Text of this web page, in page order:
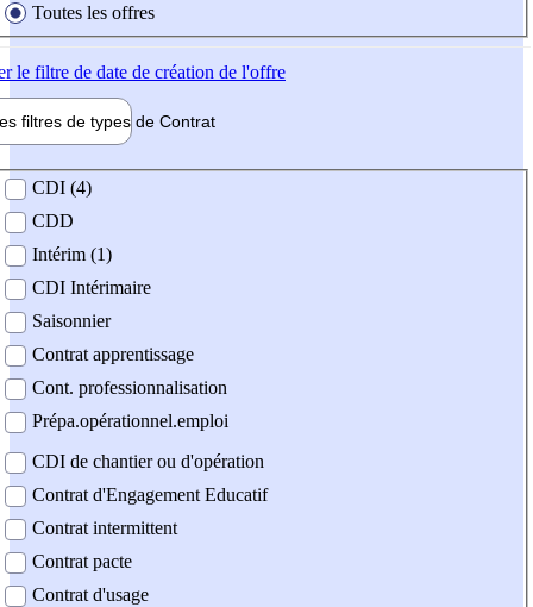
Toutes les offres
le filtre de date de création de l'offre
filtres de types de Contrat
contrat
CDI (4)
CDD
Intérim (1)
CDI Intérimaire
Saisonnier
Contrat apprentissage
Cont. professionnalisation
Prépa.opérationnel.emploi
CDI de chantier ou d'opération
Contrat d'Engagement Educatif
Contrat intermittent
Contrat pacte
Contrat d'usage